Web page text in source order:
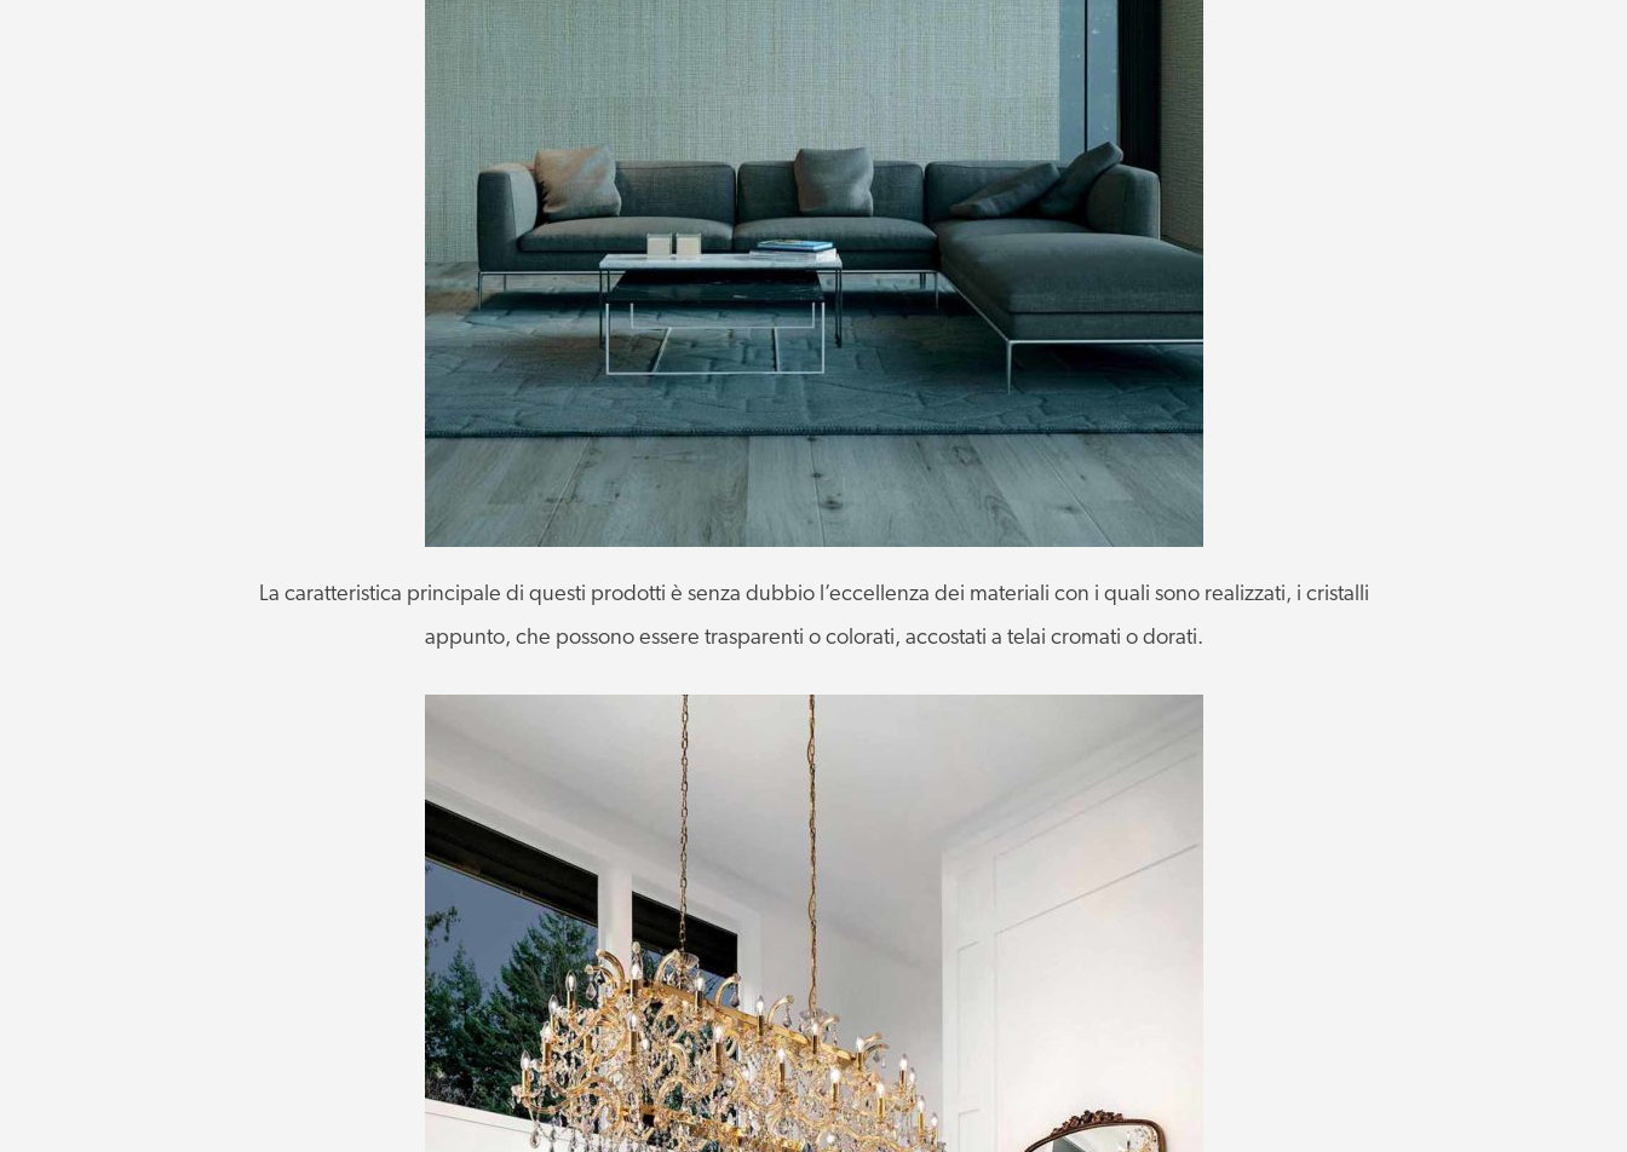
La caratteristica principale di questi prodotti è senza dubbio l’eccellenza dei materiali con i quali sono realizzati, i cristalli
appunto, che possono essere trasparenti o colorati, accostati a telai cromati o dorati.